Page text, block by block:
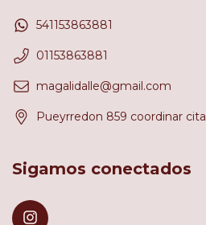
541153863881
01153863881
magalidalle@gmail.com
Pueyrredon 859 coordinar cita
Sigamos conectados